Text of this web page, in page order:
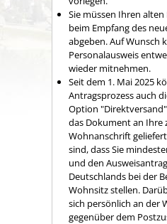
Sie müssen Ihren
beim Empfang des
abgeben. Auf Wunsch
Personalausweis
wieder mitnehmen.
Seit dem 1. Mai 2025
Antragsprozess auch
Option
das Dokument an Ihre
Wohnanschrift
sind, dass Sie
und den
Deutschlands bei der
Wohnsitz stellen.
sich persönlich an der
gegenüber dem